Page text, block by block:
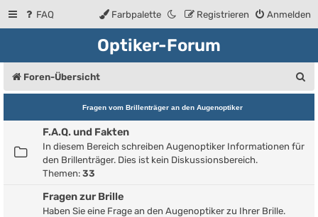
FAQ Anmelden
Registrieren
Farbpalette
Optiker-Forum
Foren-Übersicht
u
Fragen vom Brillenträger an den Augenoptiker
F.A.Q. und Fakten
In diesem Bereich schreiben Augenoptiker Informationen für
den Brillenträger. Dies ist kein Diskussionsbereich.
Themen: 33
Fragen zur Brille
Haben Sie eine Frage an den Augenoptiker zu Ihrer Brille.